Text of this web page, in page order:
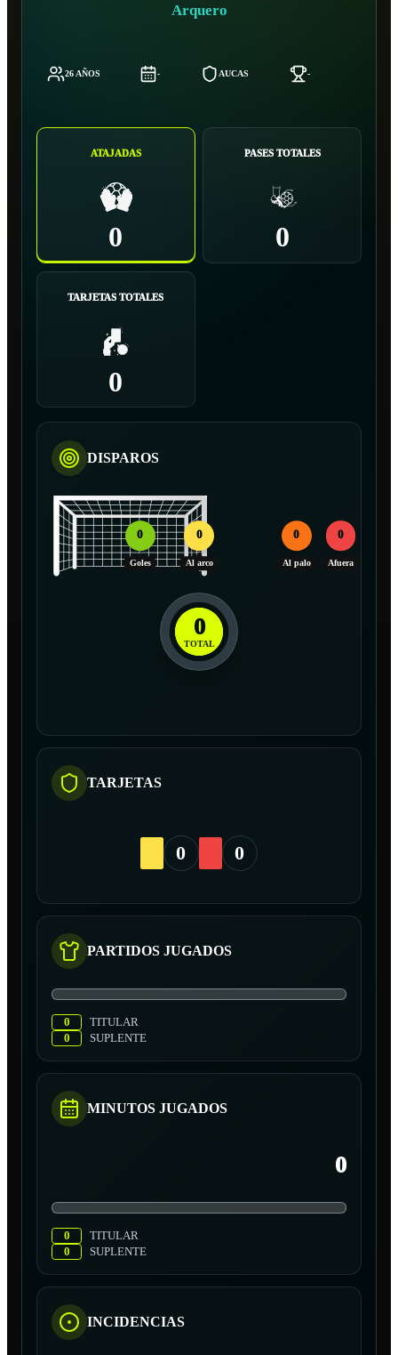
Arquero
26 AÑOS - AUCAS -
ATAJADAS
0
PASES TOTALES
0
TARJETAS TOTALES
0
DISPAROS
0
Goles
0
Al arco
0
Al palo
0
Afuera
0
TOTAL
TARJETAS
0 0
PARTIDOS JUGADOS
0
TITULAR
0
SUPLENTE
MINUTOS JUGADOS
0
0
TITULAR
0
SUPLENTE
INCIDENCIAS